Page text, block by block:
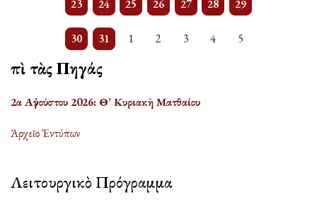
23 24 25 26 27 28 29
30
3 events 31
One event1
One event2
One event3
One event4
One event5
One event
Ἐπὶ τὰς Πηγάς
2α Αὐγούστου 2026: Θ’ Κυριακὴ Ματθαίου
Ἀρχεῖο Ἐντύπων
Λειτουργικὸ Πρόγραμμα